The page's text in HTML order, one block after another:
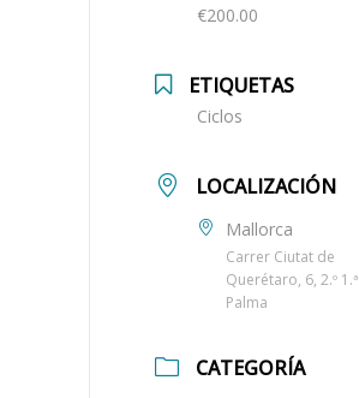
€200.00
ETIQUETAS
Ciclos
LOCALIZACIÓN
Mallorca
Carrer Ciutat de
Querétaro, 6, 2.º 1.ª
Palma
CATEGORÍA